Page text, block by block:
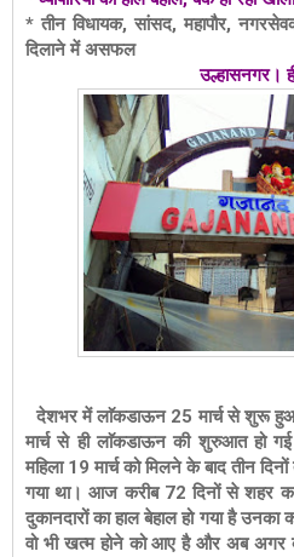
* तीन विधायक, सांसद, महापौर,
दिलाने में असफल
उल्हासनगर।
देशभर में लाॅकडाऊन 25 मार्च से शुरू
मार्च से ही लाॅकडाऊन की शुरुआत हो
महिला 19 मार्च को मिलने के बाद तीन
गया था। आज करीब 72 दिनों से शहर का
दुकानदारों का हाल बेहाल हो गया है
वो भी खत्म होने को आए है और अब अगर